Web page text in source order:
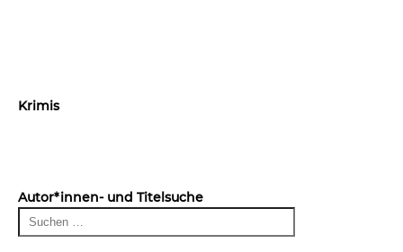
Krimis
Autor*innen- und Titelsuche